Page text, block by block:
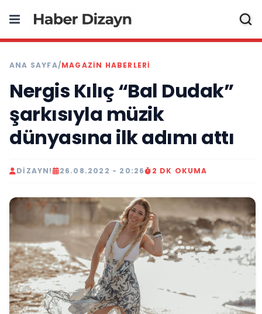
ANA SAYFA/MAGAZIN HABERLERI
Nergis Kılıç “Bal Dudak”
şarkısıyla müzik
dünyasına ilk adımı attı
DIZAYN! 26.08.2022 - 20:26 2 DK OKUMA